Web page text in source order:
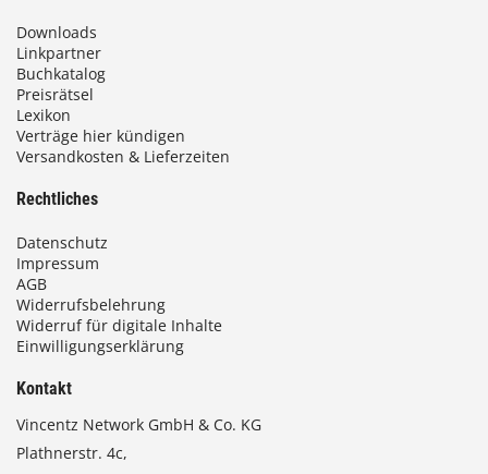
Downloads
Linkpartner
Buchkatalog
Preisrätsel
Lexikon
Verträge hier kündigen
Versandkosten & Lieferzeiten
Rechtliches
Datenschutz
Impressum
AGB
Widerrufsbelehrung
Widerruf für digitale Inhalte
Einwilligungserklärung
Kontakt
Vincentz Network GmbH & Co. KG
Plathnerstr. 4c,